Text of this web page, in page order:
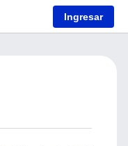
Ingresar